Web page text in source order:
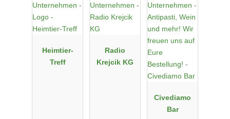
Heimtier-
Treff
Radio
Krejcik KG
Civediamo
Bar